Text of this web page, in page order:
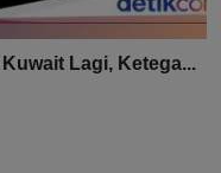
Lagi, Ketega...